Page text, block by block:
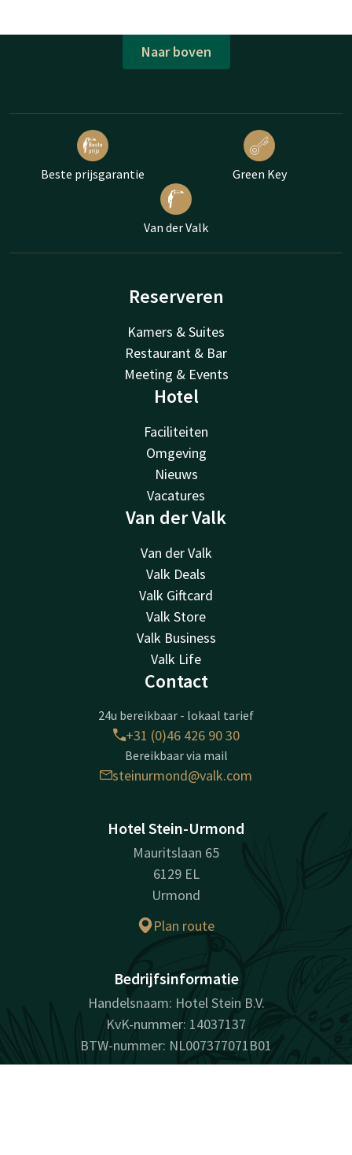
Naar boven
Beste prijsgarantie Green Key
Van der Valk
Reserveren
Kamers & Suites
Restaurant & Bar
Meeting & Events
Hotel
Faciliteiten
Omgeving
Nieuws
Vacatures
Van der Valk
Van der Valk
Valk Deals
Valk Giftcard
Valk Store
Valk Business
Valk Life
Contact
24u bereikbaar - lokaal tarief
+31 (0)46 426 90 30
Bereikbaar via mail
steinurmond@valk.com
Hotel Stein-Urmond
Mauritslaan 65
6129 EL
Urmond
Plan route
Bedrijfsinformatie
Handelsnaam: Hotel Stein B.V.
KvK-nummer: 14037137
BTW-nummer: NL007377071B01